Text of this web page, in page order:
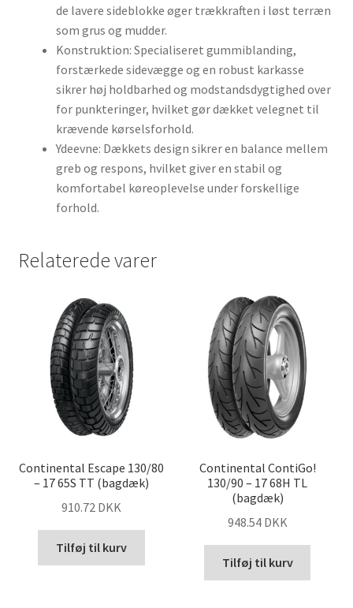
de lavere sideblokke øger trækkraften i løst terræn
som grus og mudder.
Konstruktion: Specialiseret gummiblanding,
forstærkede sidevægge og en robust karkasse
sikrer høj holdbarhed og modstandsdygtighed over
for punkteringer, hvilket gør dækket velegnet til
krævende kørselsforhold.
Ydeevne: Dækkets design sikrer en balance mellem
greb og respons, hvilket giver en stabil og
komfortabel køreoplevelse under forskellige
forhold.
Relaterede varer
Continental Escape 130/80
– 17 65S TT (bagdæk)
910.72 DKK
Tilføj til kurv
Continental ContiGo!
130/90 – 17 68H TL
(bagdæk)
948.54 DKK
Tilføj til kurv